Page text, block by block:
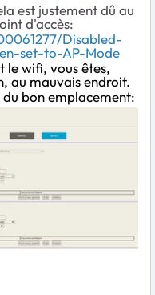
est justement dû au
d'accès:
Disabled-
set-to-AP-Mode
le wifi, vous êtes,
au mauvais endroit.
du bon emplacement: